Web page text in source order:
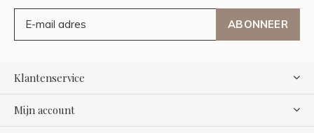
ABONNEER
Klantenservice
Mijn account